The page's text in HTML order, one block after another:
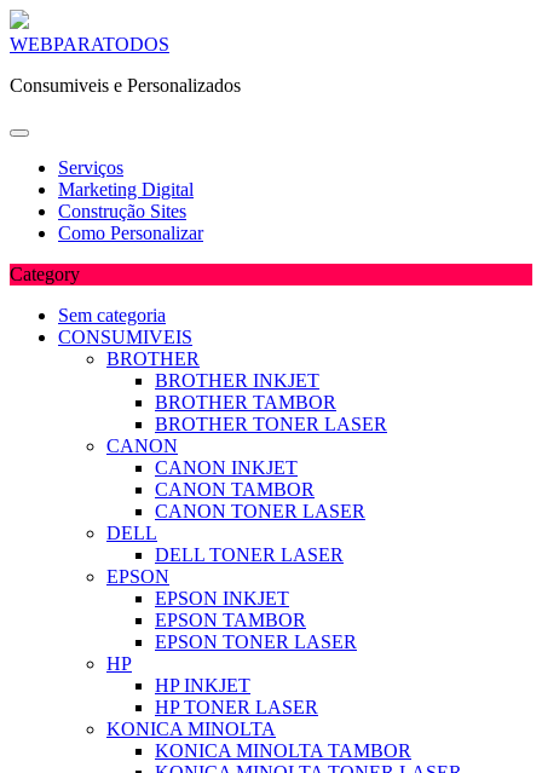
Skip
content
WEBPARATODOS
Consumiveis e Personalizados
Serviços
Marketing Digital
Construção Sites
Como Personalizar
Category
Sem categoria
CONSUMIVEIS
BROTHER
BROTHER INKJET
BROTHER TAMBOR
BROTHER TONER LASER
CANON
CANON INKJET
CANON TAMBOR
CANON TONER LASER
DELL
DELL TONER LASER
EPSON
EPSON INKJET
EPSON TAMBOR
EPSON TONER LASER
HP
HP INKJET
HP TONER LASER
KONICA MINOLTA
KONICA MINOLTA TAMBOR